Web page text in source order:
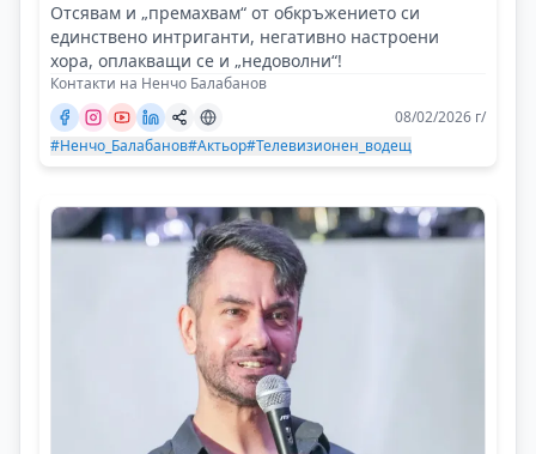
Отсявам и „премахвам“ от обкръжението си
единствено интриганти, негативно настроени
хора, оплакващи се и „недоволни“!
Контакти на Ненчо Балабанов
08/02/2026 г/
#Ненчо_Балабанов#Актьор#Телевизионен_водещ